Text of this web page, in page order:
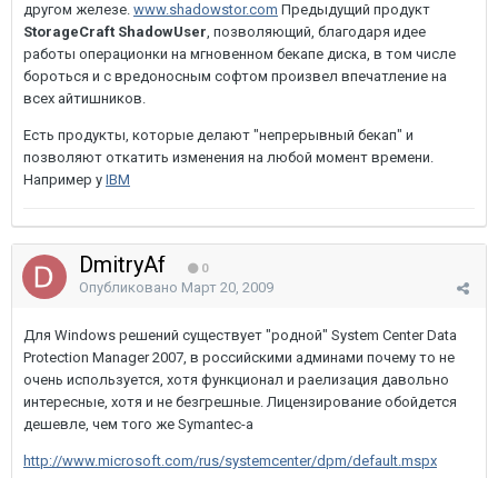
другом железе. www.shadowstor.com Предыдущий продукт
StorageCraft ShadowUser, позволяющий, благодаря идее
работы операционки на мгновенном бекапе диска, в том числе
бороться и с вредоносным софтом произвел впечатление на
всех айтишников.
Есть продукты, которые делают "непрерывный бекап" и
позволяют откатить изменения на любой момент времени.
Например у IBM
DmitryAf 0
Опубликовано Март 20, 2009
Для Windows решений существует "родной" System Center Data
Protection Manager 2007, в российскими админами почему то не
очень используется, хотя функционал и раелизация давольно
интересные, хотя и не безгрешные. Лицензирование обойдется
дешевле, чем того же Symantec-а
http://www.microsoft.com/rus/systemcenter/dpm/default.mspx